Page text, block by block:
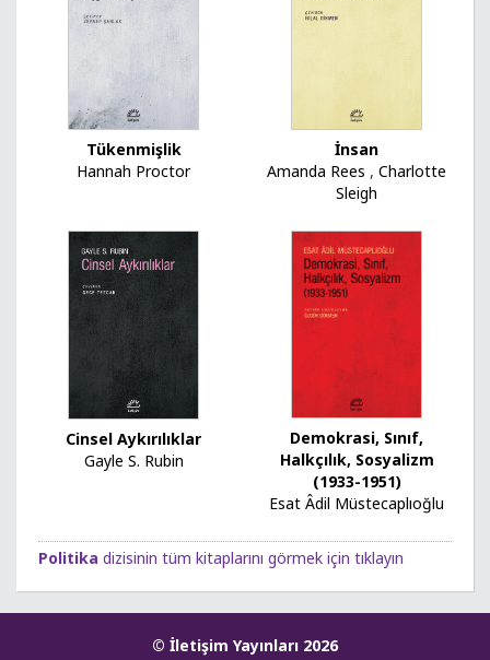
Tükenmişlik
Hannah Proctor
İnsan
Amanda Rees , Charlotte
Sleigh
Cinsel Aykırılıklar
Gayle S. Rubin
Demokrasi, Sınıf,
Halkçılık, Sosyalizm
(1933-1951)
Esat Âdil Müstecaplıoğlu
Politika dizisinin tüm kitaplarını görmek için tıklayın
© İletişim Yayınları 2026